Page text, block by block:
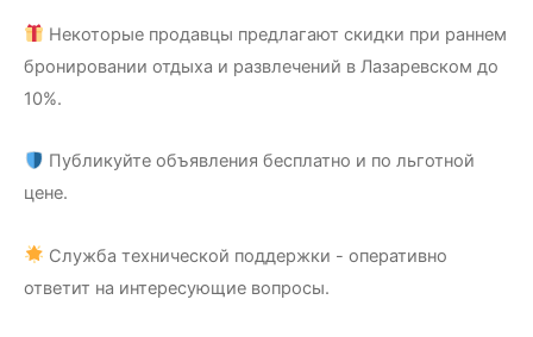
Некоторые продавцы предлагают скидки при раннем
бронировании отдыха и развлечений в Лазаревском до
10%.
Публикуйте объявления бесплатно и по льготной
цене.
Служба технической поддержки - оперативно
ответит на интересующие вопросы.